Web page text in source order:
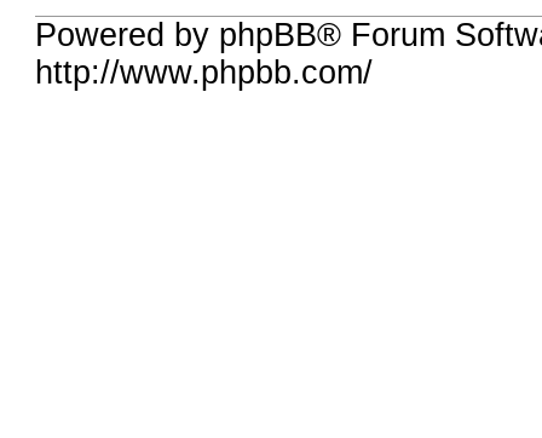
Powered by phpBB® Forum
http://www.phpbb.com/